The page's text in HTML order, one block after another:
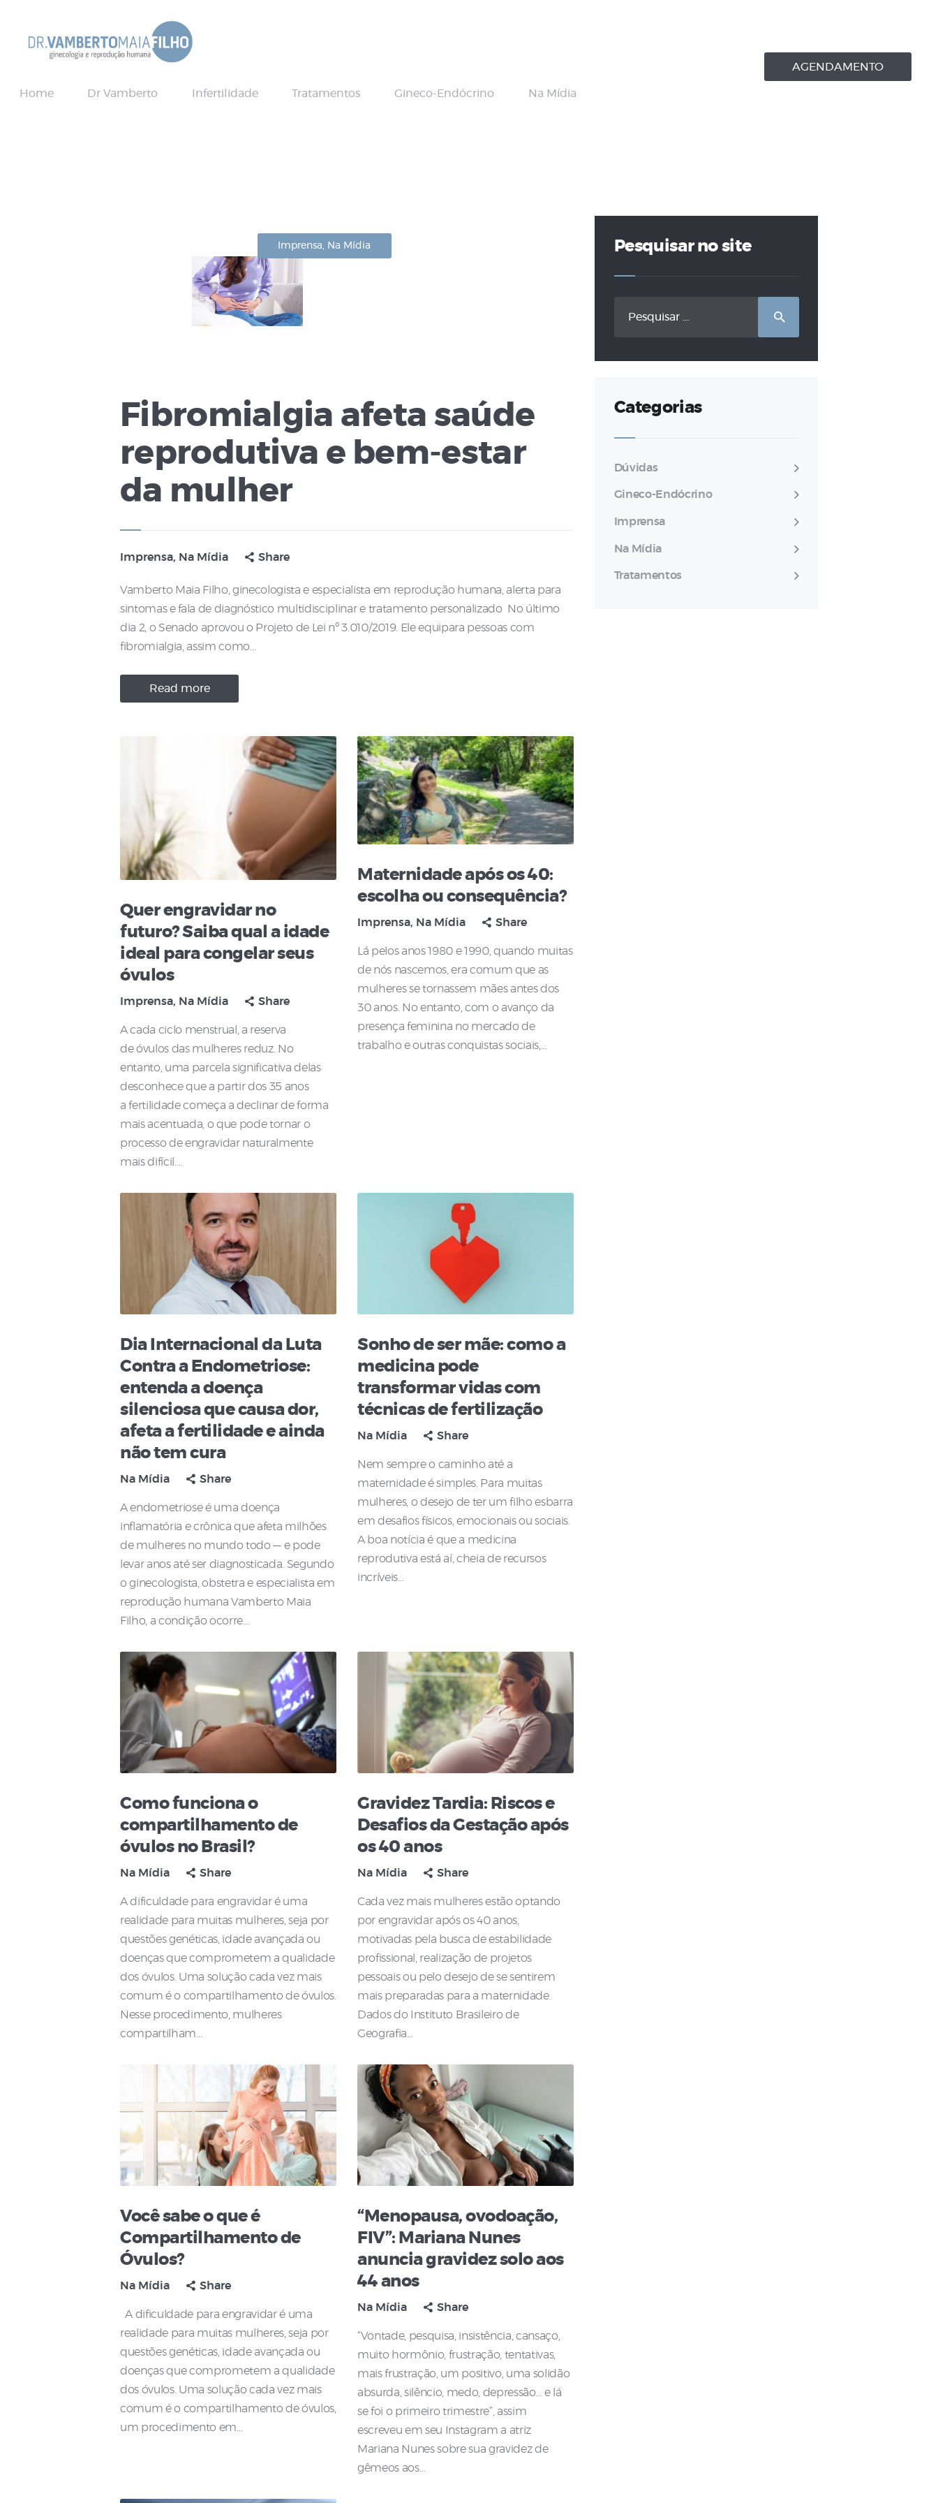
Home Dr Vamberto Infertilidade Tratamentos Gineco-Endócrino Na Mídia
AGENDAMENTO
Maia
Contato
Imprensa, Na Mídia
Fibromialgia afeta saúde
reprodutiva e bem-estar
da mulher
Imprensa, Na Mídia Share
Vamberto Maia Filho, ginecologista e especialista em reprodução humana, alerta para
sintomas e fala de diagnóstico multidisciplinar e tratamento personalizado No último
dia 2, o Senado aprovou o Projeto de Lei nº 3.010/2019. Ele equipara pessoas com
fibromialgia, assim como…
Read more
Quer engravidar no
futuro? Saiba qual a idade
ideal para congelar seus
óvulos
Imprensa, Na Mídia Share
A cada ciclo menstrual, a reserva
de óvulos das mulheres reduz. No
entanto, uma parcela significativa delas
desconhece que a partir dos 35 anos
a fertilidade começa a declinar de forma
mais acentuada, o que pode tornar o
processo de engravidar naturalmente
mais difícil.…
Maternidade após os 40:
escolha ou consequência?
Imprensa, Na Mídia Share
Lá pelos anos 1980 e 1990, quando muitas
de nós nascemos, era comum que as
mulheres se tornassem mães antes dos
30 anos. No entanto, com o avanço da
presença feminina no mercado de
trabalho e outras conquistas sociais,…
Dia Internacional da Luta
Contra a Endometriose:
entenda a doença
silenciosa que causa dor,
afeta a fertilidade e ainda
não tem cura
Na Mídia Share
A endometriose é uma doença
inflamatória e crônica que afeta milhões
de mulheres no mundo todo — e pode
levar anos até ser diagnosticada. Segundo
o ginecologista, obstetra e especialista em
reprodução humana Vamberto Maia
Filho, a condição ocorre…
Sonho de ser mãe: como a
medicina pode
transformar vidas com
técnicas de fertilização
Na Mídia Share
Nem sempre o caminho até a
maternidade é simples. Para muitas
mulheres, o desejo de ter um filho esbarra
em desafios físicos, emocionais ou sociais.
A boa notícia é que a medicina
reprodutiva está aí, cheia de recursos
incríveis…
Como funciona o
compartilhamento de
óvulos no Brasil?
Na Mídia Share
A dificuldade para engravidar é uma
realidade para muitas mulheres, seja por
questões genéticas, idade avançada ou
doenças que comprometem a qualidade
dos óvulos. Uma solução cada vez mais
comum é o compartilhamento de óvulos.
Nesse procedimento, mulheres
compartilham…
Gravidez Tardia: Riscos e
Desafios da Gestação após
os 40 anos
Na Mídia Share
Cada vez mais mulheres estão optando
por engravidar após os 40 anos,
motivadas pela busca de estabilidade
profissional, realização de projetos
pessoais ou pelo desejo de se sentirem
mais preparadas para a maternidade.
Dados do Instituto Brasileiro de
Geografia…
Você sabe o que é
Compartilhamento de
Óvulos?
Na Mídia Share
A dificuldade para engravidar é uma
realidade para muitas mulheres, seja por
questões genéticas, idade avançada ou
doenças que comprometem a qualidade
dos óvulos. Uma solução cada vez mais
comum é o compartilhamento de óvulos,
um procedimento em…
“Menopausa, ovodoação,
FIV”: Mariana Nunes
anuncia gravidez solo aos
44 anos
Na Mídia Share
“Vontade, pesquisa, insistência, cansaço,
muito hormônio, frustração, tentativas,
mais frustração, um positivo, uma solidão
absurda, silêncio, medo, depressão… e lá
se foi o primeiro trimestre”, assim
escreveu em seu Instagram a atriz
Mariana Nunes sobre sua gravidez de
gêmeos aos…
Pesquisar no site
Categorias
Dúvidas
Gineco-Endócrino
Imprensa
Na Mídia
Tratamentos